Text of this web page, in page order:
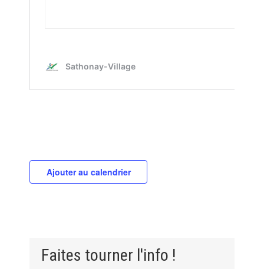
Ajouter au calendrier
Faites tourner l'info !